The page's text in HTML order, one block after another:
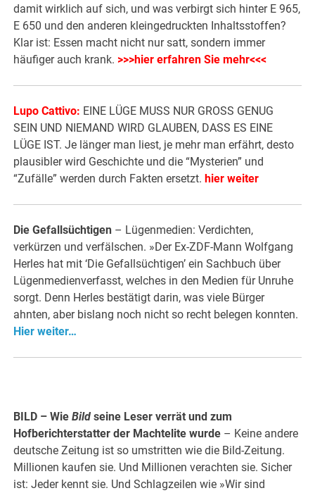
damit wirklich auf sich, und was verbirgt sich hinter E 965,
E 650 und den anderen kleingedruckten Inhaltsstoffen?
Klar ist: Essen macht nicht nur satt, sondern immer
häufiger auch krank. >>>hier erfahren Sie mehr<<<
Lupo Cattivo: EINE LÜGE MUSS NUR GROSS GENUG
SEIN UND NIEMAND WIRD GLAUBEN, DASS ES EINE
LÜGE IST. Je länger man liest, je mehr man erfährt, desto
plausibler wird Geschichte und die “Mysterien” und
“Zufälle” werden durch Fakten ersetzt. hier weiter
Die Gefallsüchtigen – Lügenmedien: Verdichten,
verkürzen und verfälschen. »Der Ex-ZDF-Mann Wolfgang
Herles hat mit ‘Die Gefallsüchtigen’ ein Sachbuch über
Lügenmedienverfasst, welches in den Medien für Unruhe
sorgt. Denn Herles bestätigt darin, was viele Bürger
ahnten, aber bislang noch nicht so recht belegen konnten.
Hier weiter…
BILD – WieBild seine Leser verrät und zum
Hofberichterstatter der Machtelite wurde – Keine andere
deutsche Zeitung ist so umstritten wie die Bild-Zeitung.
Millionen kaufen sie. Und Millionen verachten sie. Sicher
ist: Jeder kennt sie. Und Schlagzeilen wie »Wir sind